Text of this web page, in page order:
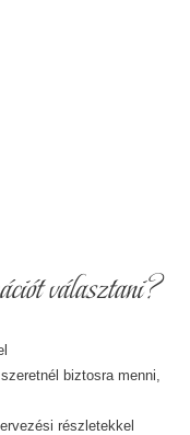
választani?
biztosra menni,
részletekkel